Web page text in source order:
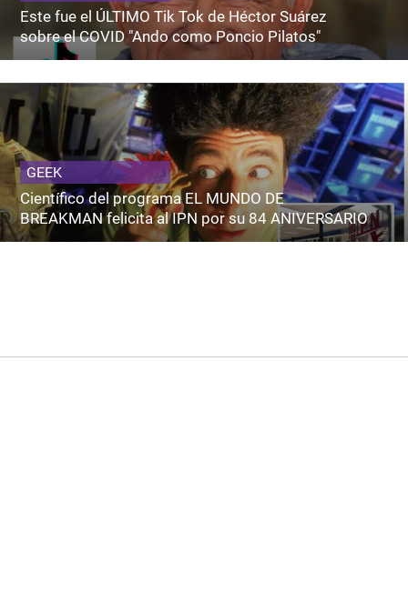
Este fue el ÚLTIMO Tik Tok de Héctor Suárez
sobre el COVID "Ando como Poncio Pilatos"
GEEK
Científico del programa EL MUNDO DE
BREAKMAN felicita al IPN por su 84 ANIVERSARIO